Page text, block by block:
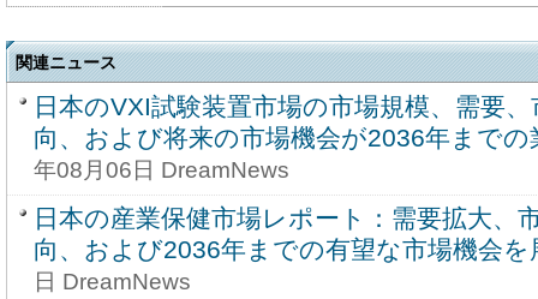
関連ニュース
日本のVXI試験装置市場の市場規模、需要
向、および将来の市場機会が2036年までの
年08月06日 DreamNews
日本の産業保健市場レポート：需要拡大、
向、および2036年までの有望な市場機会を
日 DreamNews